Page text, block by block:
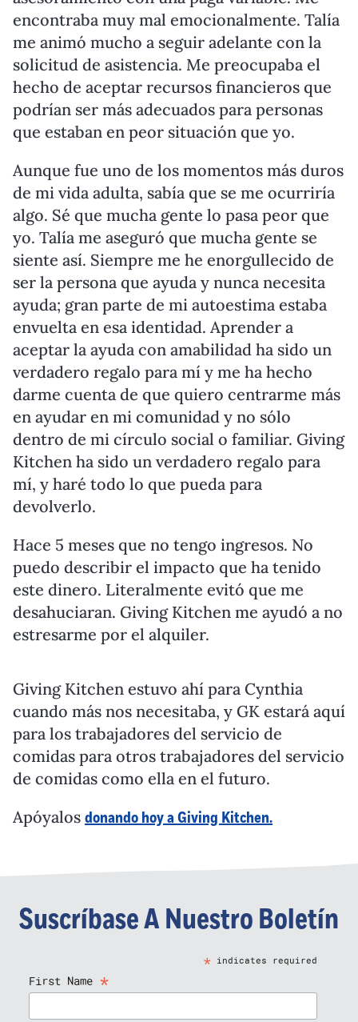
encontraba muy mal emocionalmente. Talía
me animó mucho a seguir adelante con la
solicitud de asistencia. Me preocupaba el
hecho de aceptar recursos financieros que
podrían ser más adecuados para personas
que estaban en peor situación que yo.
Aunque fue uno de los momentos más duros
de mi vida adulta, sabía que se me ocurriría
algo. Sé que mucha gente lo pasa peor que
yo. Talía me aseguró que mucha gente se
siente así. Siempre me he enorgullecido de
ser la persona que ayuda y nunca necesita
ayuda; gran parte de mi autoestima estaba
envuelta en esa identidad. Aprender a
aceptar la ayuda con amabilidad ha sido un
verdadero regalo para mí y me ha hecho
darme cuenta de que quiero centrarme más
en ayudar en mi comunidad y no sólo
dentro de mi círculo social o familiar. Giving
Kitchen ha sido un verdadero regalo para
mí, y haré todo lo que pueda para
devolverlo.
Hace 5 meses que no tengo ingresos. No
puedo describir el impacto que ha tenido
este dinero. Literalmente evitó que me
desahuciaran. Giving Kitchen me ayudó a no
estresarme por el alquiler.
Giving Kitchen estuvo ahí para Cynthia
cuando más nos necesitaba, y GK estará aquí
para los trabajadores del servicio de
comidas para otros trabajadores del servicio
de comidas como ella en el futuro.
Apóyalos donando hoy a Giving Kitchen.
Suscríbase A Nuestro Boletín
*indicates required
First Name *